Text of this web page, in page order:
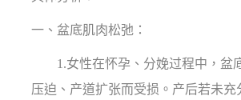
一、盆底肌肉松弛：
1.女性在怀孕、分娩过程中，盆
压迫、产道扩张而受损。产后若未充